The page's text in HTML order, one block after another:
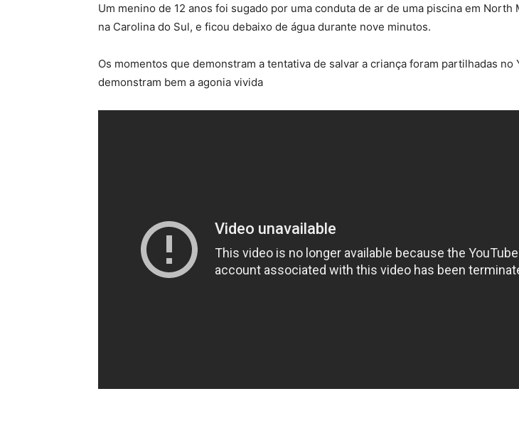
Um menino de 12 anos foi sugado por uma conduta de ar de uma piscina em North
na Carolina do Sul, e ficou debaixo de água durante nove minutos.
Os momentos que demonstram a tentativa de salvar a criança foram partilhadas no
demonstram bem a agonia vivida